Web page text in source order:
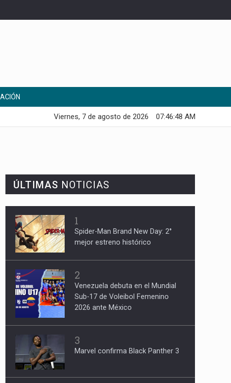
07:46:49 AM
Viernes, 7 de agosto de 2026
ÚLTIMAS NOTICIAS
1
Spider-Man Brand New Day: 2°
mejor estreno histórico
2
Venezuela debuta en el Mundial
Sub-17 de Voleibol Femenino
2026 ante México
3
Marvel confirma Black Panther 3